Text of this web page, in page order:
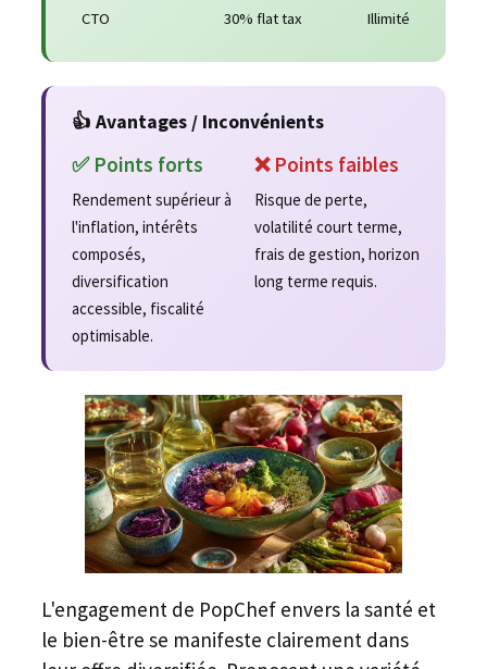
CTO 30% flat tax Illimité
👍 Avantages / Inconvénients
✅ Points forts
Rendement supérieur à
l'inflation, intérêts
composés,
diversification
accessible, fiscalité
optimisable.
❌ Points faibles
Risque de perte,
volatilité court terme,
frais de gestion, horizon
long terme requis.
L'engagement de PopChef envers la santé et
le bien-être se manifeste clairement dans